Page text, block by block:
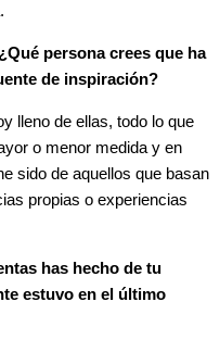
persona crees que ha
de inspiración?
lleno de ellas, todo lo que
o menor medida y en
sido de aquellos que basan
propias o experiencias
has hecho de tu
estuvo en el último